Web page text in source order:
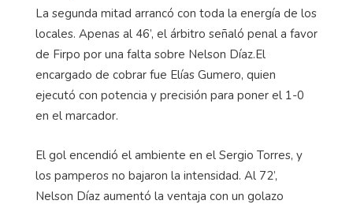
La segunda mitad arrancó con toda la energía de los
locales. Apenas al 46’, el árbitro señaló penal a favor
de Firpo por una falta sobre Nelson Díaz.El
encargado de cobrar fue Elías Gumero, quien
ejecutó con potencia y precisión para poner el 1-0
en el marcador.
El gol encendió el ambiente en el Sergio Torres, y
los pamperos no bajaron la intensidad. Al 72’,
Nelson Díaz aumentó la ventaja con un golazo